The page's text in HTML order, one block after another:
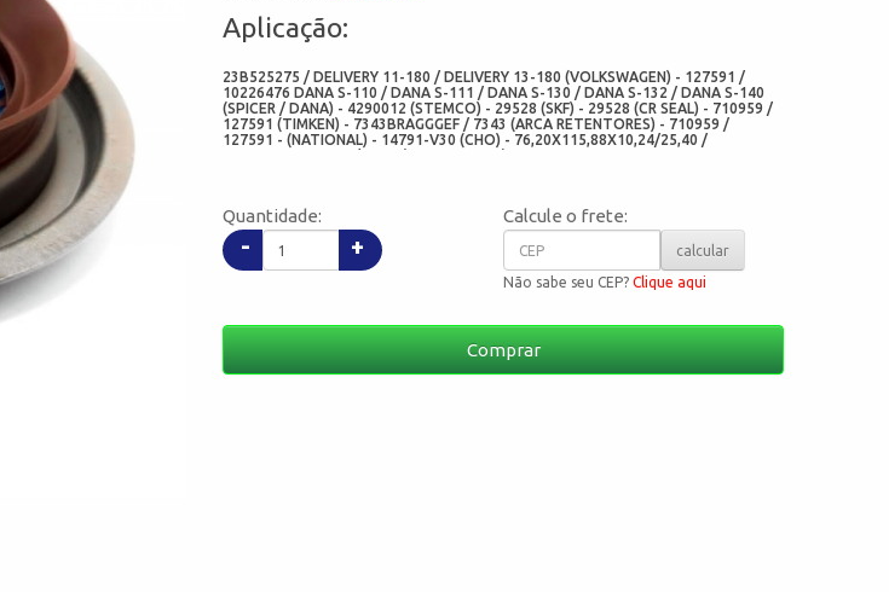
Aplicação:
23B525275 / DELIVERY 11-180 / DELIVERY 13-180 (VOLKSWAGEN) - 127591 /
10226476 DANA S-110 / DANA S-111 / DANA S-130 / DANA S-132 / DANA S-140
(SPICER / DANA) - 4290012 (STEMCO) - 29528 (SKF) - 29528 (CR SEAL) - 710959 /
127591 (TIMKEN) - 7343BRAGGGEF / 7343 (ARCA RETENTORES) - 710959 /
127591 - (NATIONAL) - 14791-V30 (CHO) - 76,20X115,88X10,24/25,40 /
3.000X4.562X0.403/1.000 (MED OIL SEAL)
Quantidade:
- +
Calcule o frete:
calcular
Não sabe seu CEP?Clique aqui
Comprar